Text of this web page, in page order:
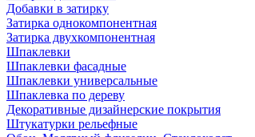
Добавки в затирку
Затирка однокомпонентная
Затирка двухкомпонентная
Шпаклевки
Шпаклевки фасадные
Шпаклевки универсальные
Шпаклевка по дереву
Декоративные дизайнерские покрытия
Штукатурки рельефные